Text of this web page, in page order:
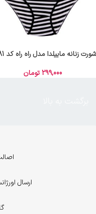
شورت زنانه ماییلدا مدل راه راه کد 4081
299,000 تومان
ارسال اورژانسی زیر